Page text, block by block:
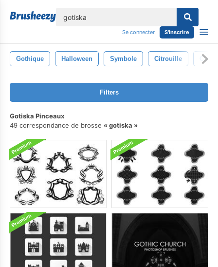
Se connecter S'inscrire
Gothique Halloween Symbole Citrouille
Filters
Gotiska Pinceaux
49 correspondance de brosse
gotiska